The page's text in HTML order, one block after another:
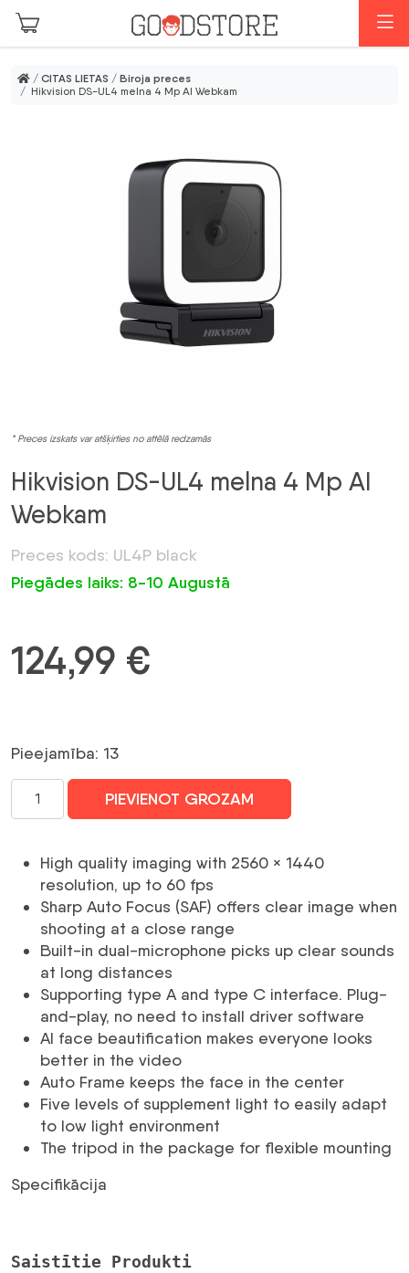
Skip to main content
/ CITAS LIETAS / Biroja preces
/ Hikvision DS-UL4 melna 4 Mp AI Webkam
* Preces izskats var atšķirties no attēlā redzamās
Hikvision DS-UL4 melna 4 Mp AI
Webkam
Preces kods: UL4P black
Piegādes laiks: 8-10 Augustā
124,99 €
Pieejamība: 13
Hikvision
melna
Webkam
daudzums
PIEVIENOT GROZAM
High quality imaging with 2560 × 1440
resolution, up to 60 fps
Sharp Auto Focus (SAF) offers clear image when
shooting at a close range
Built-in dual-microphone picks up clear sounds
at long distances
Supporting type A and type C interface. Plug-
and-play, no need to install driver software
AI face beautification makes everyone looks
better in the video
Auto Frame keeps the face in the center
Five levels of supplement light to easily adapt
to low light environment
The tripod in the package for flexible mounting
Specifikācija
Saistītie Produkti